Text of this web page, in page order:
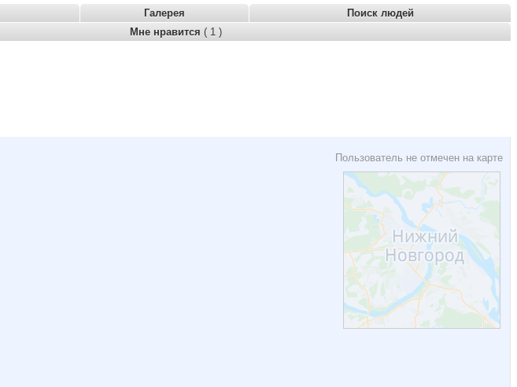
Галерея
Поиск людей
Мне нравится ( 1 )
Пользователь не отмечен на карте